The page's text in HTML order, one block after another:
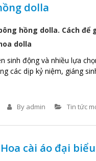
dolla
hồng dolla. Cách
dolla
sinh động và nhiều lựa
các dịp kỷ niệm, giáng
By admin Tin tức
cài áo đại